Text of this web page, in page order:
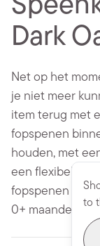
to
Dark
Net op het
je niet meer
item terug met
fopspenen
houden, met
een flexibele
fopspenen
0+ maanden.